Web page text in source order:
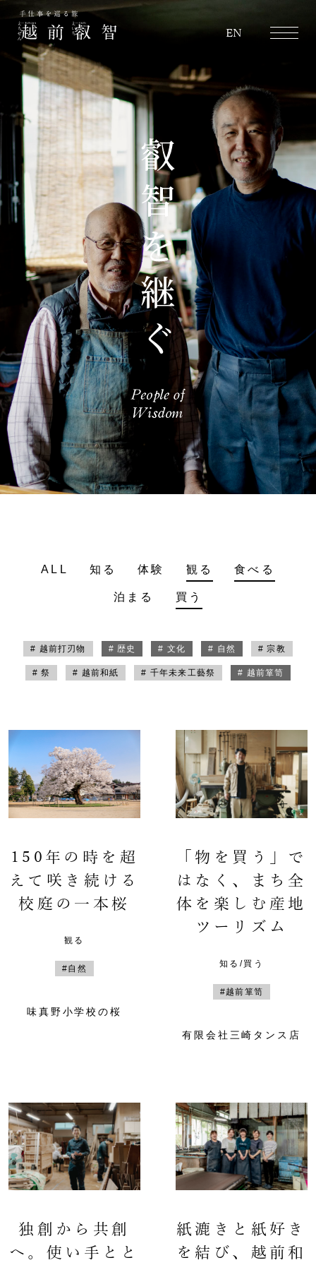
EN
ALL 知る 体験 観る 食べる
泊まる 買う
# 越前打刃物 # 歴史 # 文化 # 自然 # 宗教
# 祭 # 越前和紙 # 千年未来工藝祭 # 越前箪笥
150年の時を超
えて咲き続ける
校庭の一本桜
観る
#自然
味真野小学校の桜
「物を買う」で
はなく、まち全
体を楽しむ産地
ツーリズム
知る/買う
#越前箪笥
有限会社三崎タンス店
独創から共創
へ。使い手とと
紙漉きと紙好き
を結び、越前和